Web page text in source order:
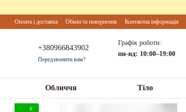
Оплата і доставка Обмін та повернення Контактна інформація
+380966843902
Передзвонити вам?
Графік роботи:
пн-нд: 10:00–19:00
Обличчя Тіло
6